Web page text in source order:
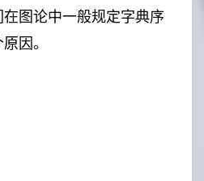
图论中一般规定字典序
因。